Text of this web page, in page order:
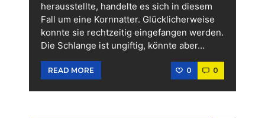
herausstellte, handelte es sich in diesem
Fall um eine Kornnatter. Glücklicherweise
konnte sie rechtzeitig eingefangen werden.
Die Schlange ist ungiftig, könnte aber…
READ MORE 0 0